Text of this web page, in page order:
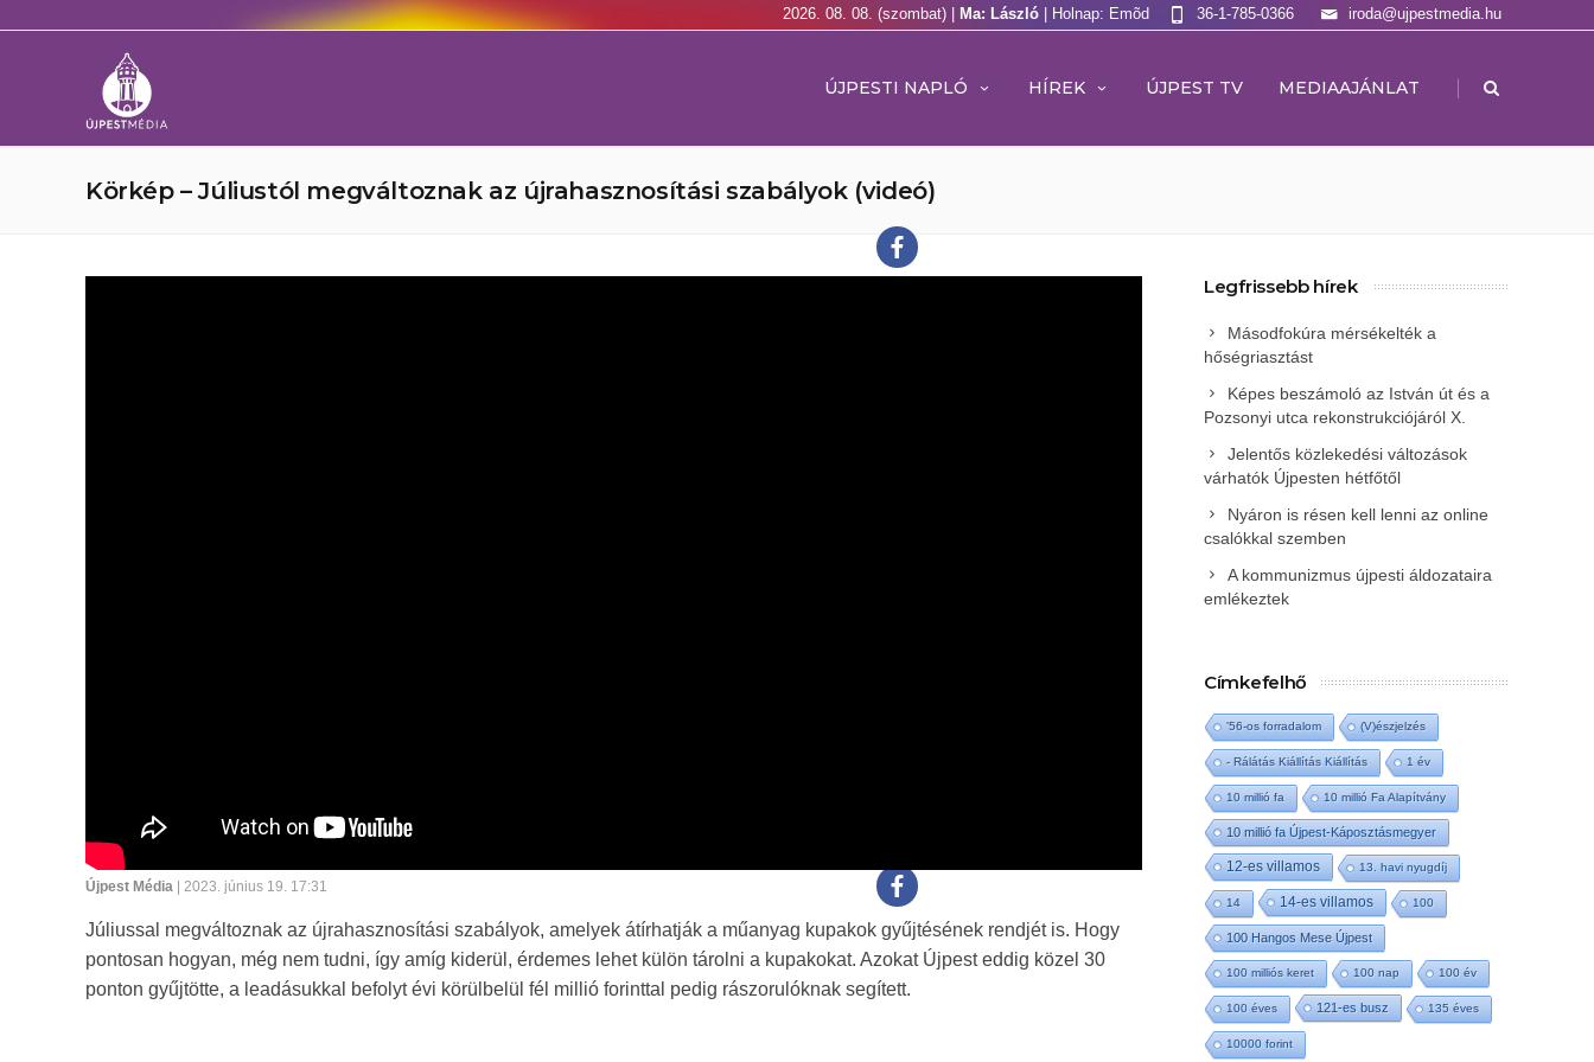
2026. 08. 08. (szombat) | Ma: László | Holnap: Emõd iroda@ujpestmedia.hu
36-1-785-0366
ÚJPESTI NAPLÓ HÍREK ÚJPEST TV MEDIAAJÁNLAT |
Körkép – Júliustól megváltoznak az újrahasznosítási szabályok (videó)
Újpest Média | 2023. június 19. 17:31
Júliussal megváltoznak az újrahasznosítási szabályok, amelyek átírhatják a műanyag kupakok gyűjtésének rendjét is. Hogy
pontosan hogyan, még nem tudni, így amíg kiderül, érdemes lehet külön tárolni a kupakokat. Azokat Újpest eddig közel 30
ponton gyűjtötte, a leadásukkal befolyt évi körülbelül fél millió forinttal pedig rászorulóknak segített.
Legfrissebb hírek
Másodfokúra mérsékelték a
hőségriasztást
Képes beszámoló az István út és a
Pozsonyi utca rekonstrukciójáról X.
Jelentős közlekedési változások
várhatók Újpesten hétfőtől
Nyáron is résen kell lenni az online
csalókkal szemben
A kommunizmus újpesti áldozataira
emlékeztek
Címkefelhő
'56-os forradalom (V)észjelzés
- Rálátás Kiállítás Kiállítás 1 év
10 millió fa 10 millió Fa Alapítvány
10 millió fa Újpest-Káposztásmegyer
12-es villamos 13. havi nyugdíj
14 14-es villamos 100
100 Hangos Mese Újpest
100 milliós keret 100 nap 100 év
100 éves 121-es busz 135 éves
10000 forint